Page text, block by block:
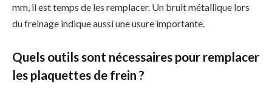
mm, il est temps de les remplacer. Un bruit métallique lors
du freinage indique aussi une usure importante.
Quels outils sont nécessaires pour remplacer
les plaquettes de frein ?